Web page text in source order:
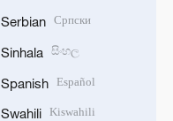
Serbian Српски
Sinhala සිංහල
Spanish Español
Swahili Kiswahili